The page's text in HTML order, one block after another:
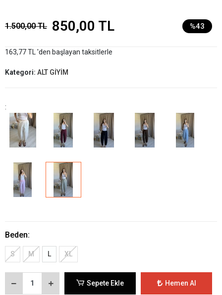
1.500,00 TL 850,00 TL %43
163,77 TL 'den başlayan taksitlerle
Kategori: ALT GİYİM
:
Beden:
S M L XL
Sepete Ekle Hemen Al